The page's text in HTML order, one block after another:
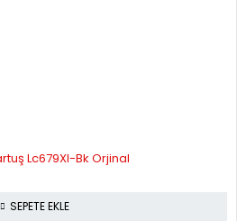
Lc679Xl-Bk Orjinal
SEPETE EKLE